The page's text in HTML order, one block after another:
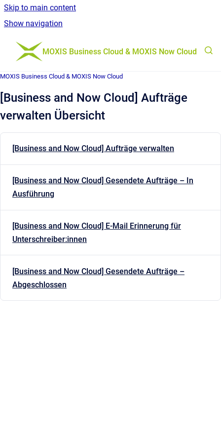
Skip to main content
Show navigation
Go to homepage
MOXIS Business Cloud & MOXIS Now Cloud
MOXIS Business Cloud & MOXIS Now Cloud
[Business and Now Cloud] Aufträge
verwalten Übersicht
[Business and Now Cloud] Aufträge verwalten
[Business and Now Cloud] Gesendete Aufträge – In
Ausführung
[Business and Now Cloud] E-Mail Erinnerung für
Unterschreiber:innen
[Business and Now Cloud] Gesendete Aufträge –
Abgeschlossen